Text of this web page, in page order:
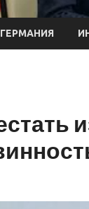
ГЕРМАНИЯ